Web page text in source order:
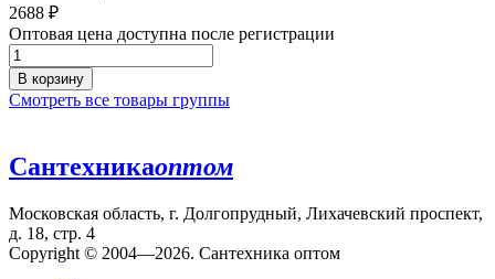
2688 ₽
Оптовая цена доступна после регистрации
В корзину
Смотреть все товары группы
Сантехникаоптом
Московская область, г. Долгопрудный, Лихачевский проспект,
д. 18, стр. 4
Copyright © 2004—2026. Сантехника оптом